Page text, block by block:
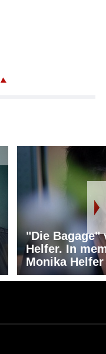
"Die Bagage"
Helfer. In
Monika Helfer